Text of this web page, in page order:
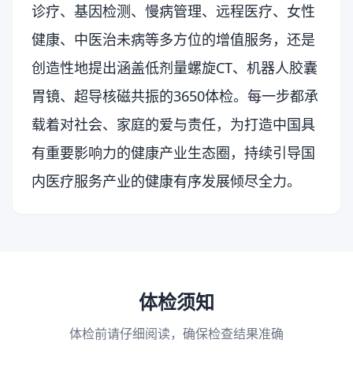
诊疗、基因检测、慢病管理、远程医疗、女性
健康、中医治未病等多方位的增值服务，还是
创造性地提出涵盖低剂量螺旋CT、机器人胶囊
胃镜、超导核磁共振的3650体检。每一步都承
载着对社会、家庭的爱与责任，为打造中国具
有重要影响力的健康产业生态圈，持续引导国
内医疗服务产业的健康有序发展倾尽全力。
体检须知
体检前请仔细阅读，确保检查结果准确